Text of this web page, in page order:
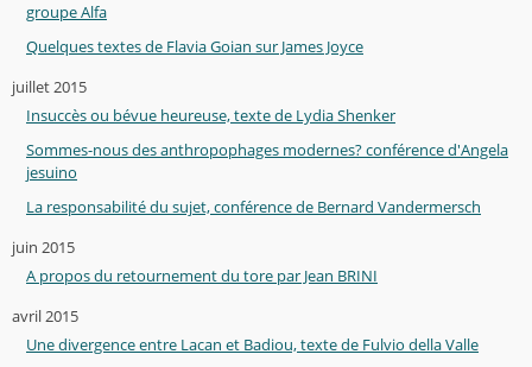
groupe Alfa
Quelques textes de Flavia Goian sur James Joyce
juillet 2015
Insuccès ou bévue heureuse, texte de Lydia Shenker
Sommes-nous des anthropophages modernes? conférence d'Angela
jesuino
La responsabilité du sujet, conférence de Bernard Vandermersch
juin 2015
A propos du retournement du tore par Jean BRINI
avril 2015
Une divergence entre Lacan et Badiou, texte de Fulvio della Valle